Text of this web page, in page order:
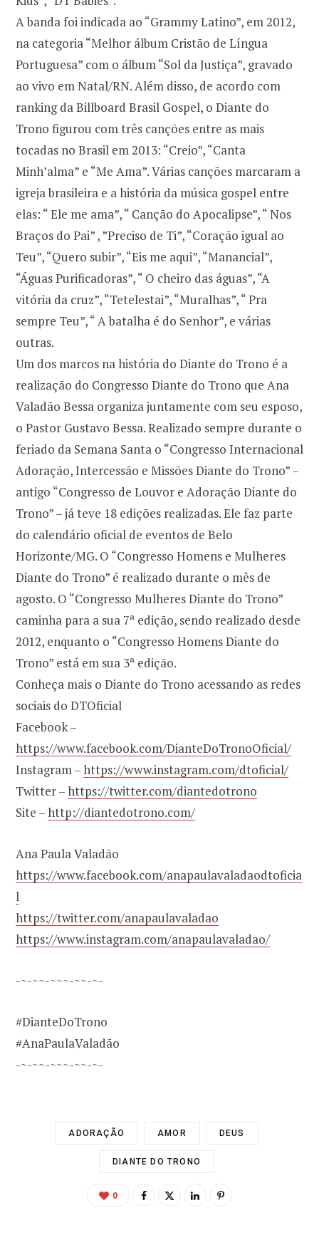
A banda foi indicada ao “Grammy Latino”, em 2012,
na categoria “Melhor álbum Cristão de Língua
Portuguesa” com o álbum “Sol da Justiça”, gravado
ao vivo em Natal/RN. Além disso, de acordo com
ranking da Billboard Brasil Gospel, o Diante do
Trono figurou com três canções entre as mais
tocadas no Brasil em 2013: “Creio”, “Canta
Minh’alma” e “Me Ama”. Várias canções marcaram a
igreja brasileira e a história da música gospel entre
elas: “ Ele me ama”, “ Canção do Apocalipse”, “ Nos
Braços do Pai” , ”Preciso de Ti”, “Coração igual ao
Teu”, “Quero subir”, “Eis me aqui”, “Manancial”,
“Águas Purificadoras”, “ O cheiro das águas”, “A
vitória da cruz”, “Tetelestai”, “Muralhas”, “ Pra
sempre Teu”, “ A batalha é do Senhor”, e várias
outras.
Um dos marcos na história do Diante do Trono é a
realização do Congresso Diante do Trono que Ana
Valadão Bessa organiza juntamente com seu esposo,
o Pastor Gustavo Bessa. Realizado sempre durante o
feriado da Semana Santa o “Congresso Internacional
Adoração, Intercessão e Missões Diante do Trono” –
antigo “Congresso de Louvor e Adoração Diante do
Trono” – já teve 18 edições realizadas. Ele faz parte
do calendário oficial de eventos de Belo
Horizonte/MG. O “Congresso Homens e Mulheres
Diante do Trono” é realizado durante o mês de
agosto. O “Congresso Mulheres Diante do Trono”
caminha para a sua 7ª edição, sendo realizado desde
2012, enquanto o “Congresso Homens Diante do
Trono” está em sua 3ª edição.
Conheça mais o Diante do Trono acessando as redes
sociais do DTOficial
Facebook –
https://www.facebook.com/DianteDoTronoOficial/
Instagram –https://www.instagram.com/dtoficial/
Twitter –https://twitter.com/diantedotrono
Site –http://diantedotrono.com/
Ana Paula Valadão
https://www.facebook.com/anapaulavaladaodtoficia
l
https://twitter.com/anapaulavaladao
https://www.instagram.com/anapaulavaladao/
-~-~~-~~~-~~-~-
#DianteDoTrono
#AnaPaulaValadão
-~-~~-~~~-~~-~-
ADORAÇÃO AMOR DEUS
DIANTE DO TRONO
0